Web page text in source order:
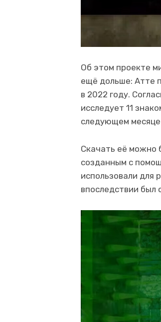
Об этом проекте
ещё дольше: Атте
в 2022 году.
исследует 11
следующем
Скачать её можно
созданным с
использовали для
впоследствии был